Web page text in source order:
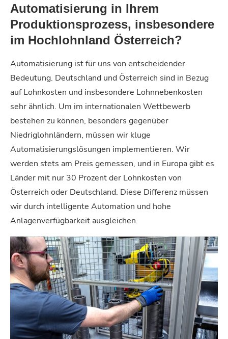
Automatisierung in Ihrem
Produktionsprozess, insbesondere
im Hochlohnland Österreich?
Automatisierung ist für uns von entscheidender
Bedeutung. Deutschland und Österreich sind in Bezug
auf Lohnkosten und insbesondere Lohnnebenkosten
sehr ähnlich. Um im internationalen Wettbewerb
bestehen zu können, besonders gegenüber
Niedriglohnländern, müssen wir kluge
Automatisierungslösungen implementieren. Wir
werden stets am Preis gemessen, und in Europa gibt es
Länder mit nur 30 Prozent der Lohnkosten von
Österreich oder Deutschland. Diese Differenz müssen
wir durch intelligente Automation und hohe
Anlagenverfügbarkeit ausgleichen.